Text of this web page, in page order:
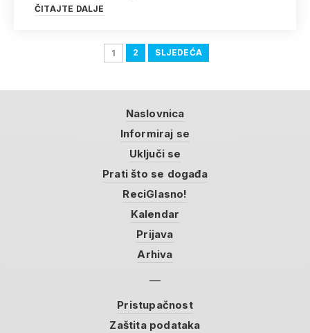
ČITAJTE DALJE
1 2 SLJEDEĆA
Naslovnica
Informiraj se
Uključi se
Prati što se događa
ReciGlasno!
Kalendar
Prijava
Arhiva
Pristupačnost
Zaštita podataka